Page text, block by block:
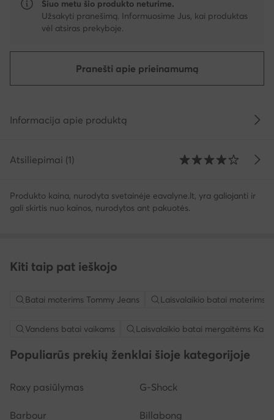
Šiuo metu šio produkto neturime.
Užsakyti pranešimą. Informuosime Jus, kai produktas
vėl atsiras prekyboje.
Pranešti apie prieinamumą
Informacija apie produktą
Atsiliepimai (1)
Produkto kaina, nurodyta svetainėje eavalyne.lt, yra galiojanti ir
gali skirtis nuo kainos, nurodytos ant pakuotės.
Kiti taip pat ieškojo
Batai moterims Tommy Jeans Laisvalaikio batai moterims
Vandens batai vaikams Laisvalaikio batai mergaitėms
Populiarūs prekių ženklai šioje kategorijoje
Roxy pasiūlymas G-Shock
Barbour Billabong